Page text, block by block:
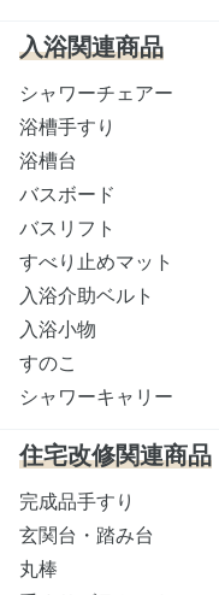
入浴関連商品
シャワーチェアー
浴槽手すり
浴槽台
バスボード
バスリフト
すべり止めマット
入浴介助ベルト
入浴小物
すのこ
シャワーキャリー
住宅改修関連商品
完成品手すり
玄関台・踏み台
丸棒